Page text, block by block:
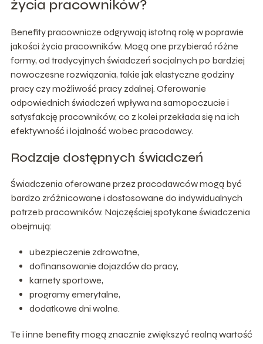
życia pracowników?
Benefity pracownicze odgrywają istotną rolę w poprawie
jakości życia pracowników. Mogą one przybierać różne
formy, od tradycyjnych świadczeń socjalnych po bardziej
nowoczesne rozwiązania, takie jak elastyczne godziny
pracy czy możliwość pracy zdalnej. Oferowanie
odpowiednich świadczeń wpływa na samopoczucie i
satysfakcję pracowników, co z kolei przekłada się na ich
efektywność i lojalność wobec pracodawcy.
Rodzaje dostępnych świadczeń
Świadczenia oferowane przez pracodawców mogą być
bardzo zróżnicowane i dostosowane do indywidualnych
potrzeb pracowników. Najczęściej spotykane świadczenia
obejmują:
ubezpieczenie zdrowotne,
dofinansowanie dojazdów do pracy,
karnety sportowe,
programy emerytalne,
dodatkowe dni wolne.
Te i inne benefity mogą znacznie zwiększyć realną wartość